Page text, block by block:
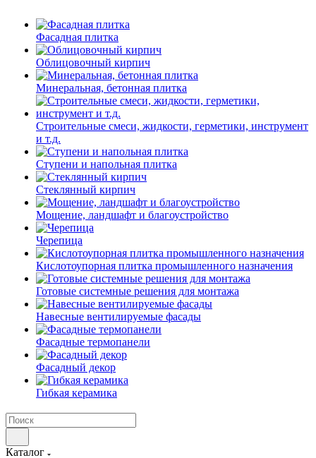
Фасадная плитка
Облицовочный кирпич
Минеральная, бетонная плитка
Строительные смеси, жидкости, герметики, инструмент
и т.д.
Ступени и напольная плитка
Cтеклянный кирпич
Мощение, ландшафт и благоустройство
Черепица
Кислотоупорная плитка промышленного назначения
Готовые системные решения для монтажа
Навесные вентилируемые фасады
Фасадные термопанели
Фасадный декор
Гибкая керамика
Каталог